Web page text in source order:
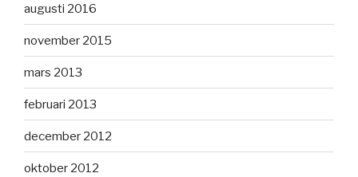
augusti 2016
november 2015
mars 2013
februari 2013
december 2012
oktober 2012